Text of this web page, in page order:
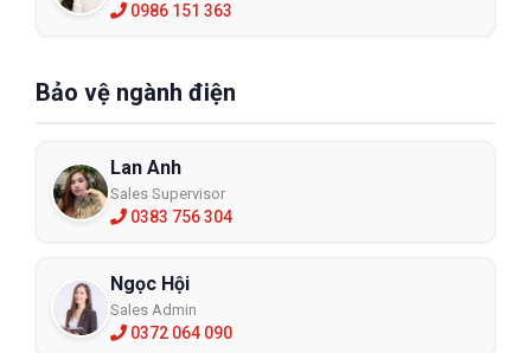
0986 151 363
Bảo vệ ngành điện
Lan Anh
Sales Supervisor
0383 756 304
Ngọc Hội
Sales Admin
0372 064 090